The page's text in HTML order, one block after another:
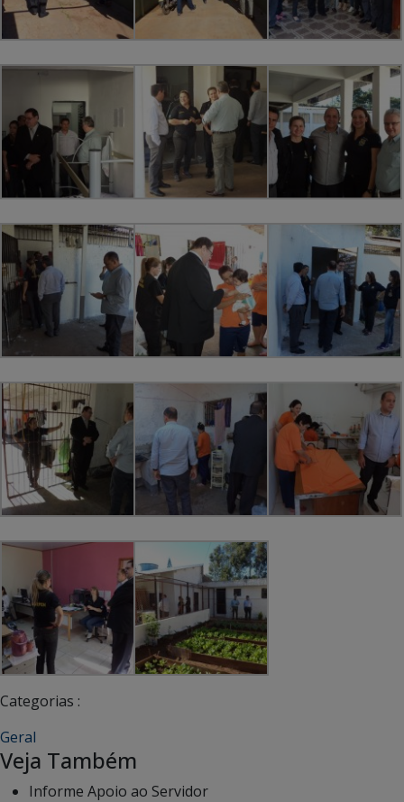
Categorias :
Geral
Veja Também
Informe Apoio ao Servidor